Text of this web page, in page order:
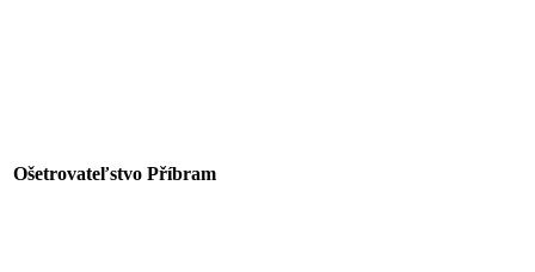
Ošetrovateľstvo Příbram